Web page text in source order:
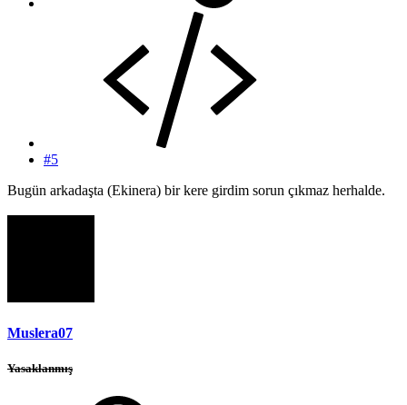
#5
Bugün arkadaşta (Ekinera) bir kere girdim sorun çıkmaz herhalde.
Muslera07
Yasaklanmış